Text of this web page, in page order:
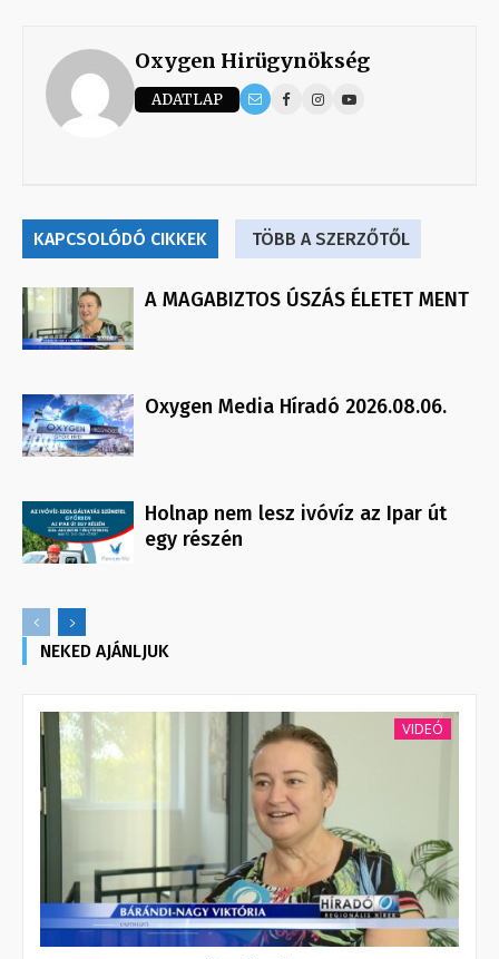
Oxygen Hirügynökség
ADATLAP
KAPCSOLÓDÓ CIKKEK TÖBB A SZERZŐTŐL
A MAGABIZTOS ÚSZÁS ÉLETET MENT
Oxygen Media Híradó 2026.08.06.
Holnap nem lesz ivóvíz az Ipar út
egy részén
NEKED AJÁNLJUK
VIDEÓ